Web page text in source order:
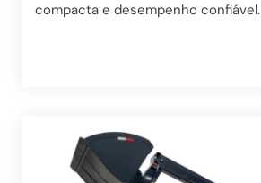
compacta e desempenho confiável.